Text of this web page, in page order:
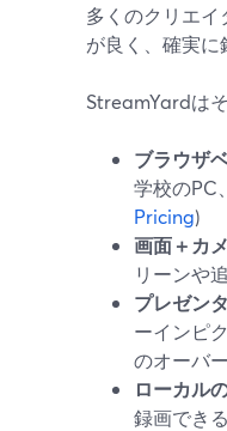
多くのクリエイ
が良く、確実に
StreamYardは
ブラウザ
学校のPC
Pricing)
画面＋カ
リーンや
プレゼン
ーインピ
のオーバ
ローカル
録画でき